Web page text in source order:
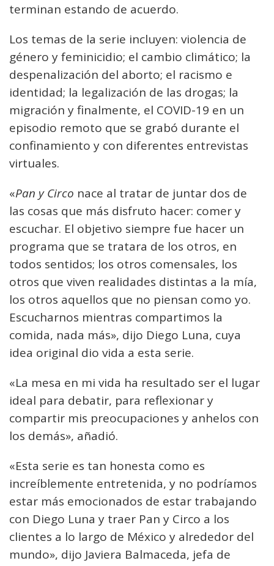
terminan estando de acuerdo.
Los temas de la serie incluyen: violencia de
género y feminicidio; el cambio climático; la
despenalización del aborto; el racismo e
identidad; la legalización de las drogas; la
migración y finalmente, el COVID-19 en un
episodio remoto que se grabó durante el
confinamiento y con diferentes entrevistas
virtuales.
«Pan y Circo nace al tratar de juntar dos de
las cosas que más disfruto hacer: comer y
escuchar. El objetivo siempre fue hacer un
programa que se tratara de los otros, en
todos sentidos; los otros comensales, los
otros que viven realidades distintas a la mía,
los otros aquellos que no piensan como yo.
Escucharnos mientras compartimos la
comida, nada más», dijo Diego Luna, cuya
idea original dio vida a esta serie.
«La mesa en mi vida ha resultado ser el lugar
ideal para debatir, para reflexionar y
compartir mis preocupaciones y anhelos con
los demás», añadió.
«Esta serie es tan honesta como es
increíblemente entretenida, y no podríamos
estar más emocionados de estar trabajando
con Diego Luna y traer Pan y Circo a los
clientes a lo largo de México y alrededor del
mundo», dijo Javiera Balmaceda, jefa de